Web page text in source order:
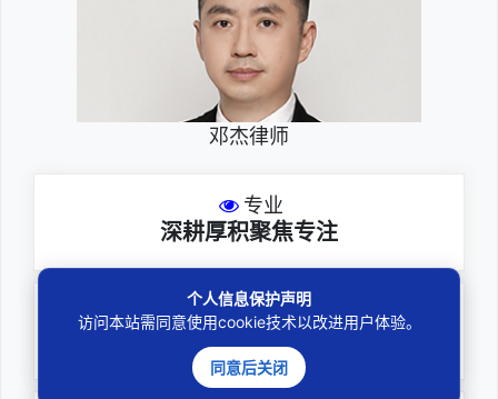
邓杰律师
专业
深耕厚积聚焦专注
尽责
全力办理委托事项
个人信息保护声明
访问本站需同意使用cookie技术以改进用户体验。
同意后关闭